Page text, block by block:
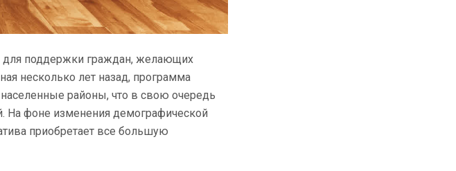
для поддержки граждан, желающих
несколько лет назад, программа
районы, что в свою очередь
На фоне изменения демографической
приобретает все большую